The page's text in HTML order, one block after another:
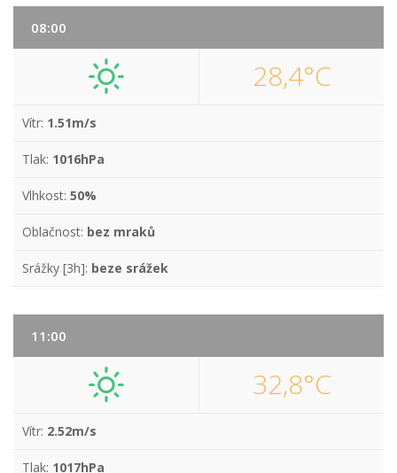
08:00
28,4°C
Vítr: 1.51m/s
Tlak: 1016hPa
Vlhkost: 50%
Oblačnost: bez mraků
Srážky [3h]: beze srážek
11:00
32,8°C
Vítr: 2.52m/s
Tlak: 1017hPa